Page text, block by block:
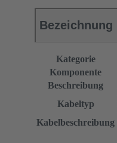
Bezeichnung
Kategorie
Komponente
Beschreibung
Kabeltyp
Kabelbeschreibung